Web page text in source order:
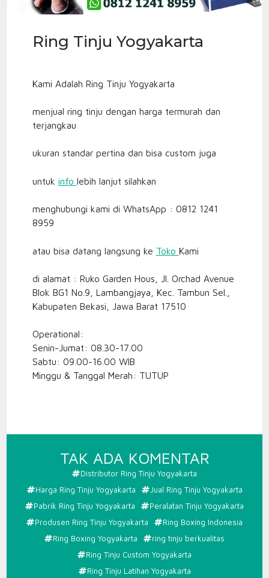
Ring Tinju Yogyakarta
Kami Adalah Ring Tinju Yogyakarta
menjual ring tinju dengan harga termurah dan
terjangkau
ukuran standar pertina dan bisa custom juga
untuk info lebih lanjut silahkan
menghubungi kami di WhatsApp : 0812 1241
8959
atau bisa datang langsung ke Toko Kami
di alamat : Ruko Garden Hous, Jl. Orchad Avenue
Blok BG1 No.9, Lambangjaya, Kec. Tambun Sel.,
Kabupaten Bekasi, Jawa Barat 17510
Operational:
Senin-Jumat: 08.30-17.00
Sabtu: 09.00-16.00 WIB
Minggu & Tanggal Merah: TUTUP
TAK ADA KOMENTAR
TINJU
Distributor Ring Tinju Yogyakarta
Harga Ring Tinju Yogyakarta
Jual Ring Tinju Yogyakarta
Pabrik Ring Tinju Yogyakarta
Peralatan Tinju Yogyakarta
Produsen Ring Tinju Yogyakarta
Ring Boxing Indonesia
Ring Boxing Yogyakarta
ring tinju berkualitas
Ring Tinju Custom Yogyakarta
Ring Tinju Latihan Yogyakarta